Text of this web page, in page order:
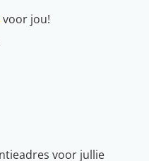
voor jullie
voor jou!